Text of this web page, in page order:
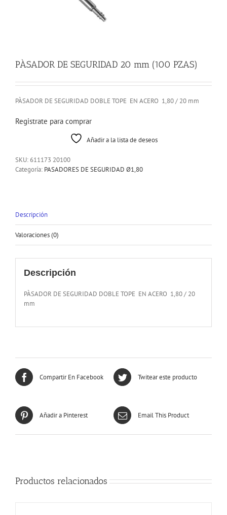
PÀSADOR DE SEGURIDAD 20 mm (100 PZAS)
PÀSADOR DE SEGURIDAD DOBLE TOPE EN ACERO 1,80 / 20 mm
Registrate para comprar
Añadir a la lista de deseos
SKU:611173 20100
Categoría: PASADORES DE SEGURIDAD Ø1,80
Descripción
Valoraciones (0)
Descripción
PÀSADOR DE SEGURIDAD DOBLE TOPE EN ACERO 1,80 / 20
mm
Compartir En Facebook Twitear este producto
Añadir a Pinterest Email This Product
Productos relacionados